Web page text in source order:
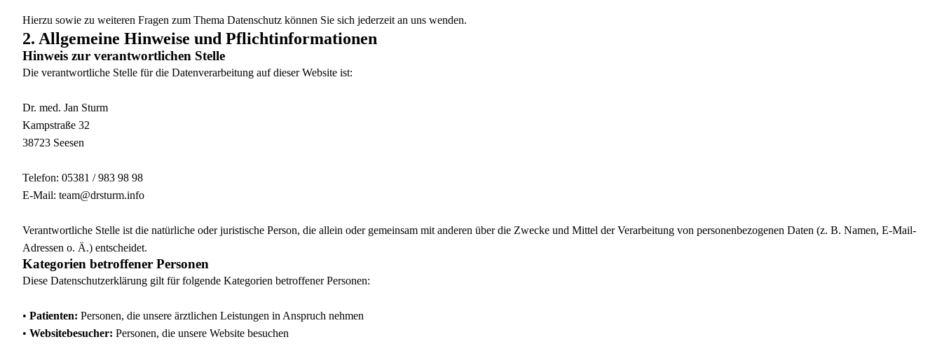
Hierzu sowie zu weiteren Fragen zum Thema Datenschutz können Sie sich jederzeit an uns wenden.
2. Allgemeine Hinweise und Pflichtinformationen
Hinweis zur verantwortlichen Stelle
Die verantwortliche Stelle für die Datenverarbeitung auf dieser Website ist:
Dr. med. Jan Sturm
Kampstraße 32
38723 Seesen
Telefon: 05381 / 983 98 98
E-Mail: team@drsturm.info
Verantwortliche Stelle ist die natürliche oder juristische Person, die allein oder gemeinsam mit anderen über die Zwecke und Mittel der Verarbeitung von personenbezogenen Daten (z. B. Namen, E-Mail-
Adressen o. Ä.) entscheidet.
Kategorien betroffener Personen
Diese Datenschutzerklärung gilt für folgende Kategorien betroffener Personen:
• Patienten: Personen, die unsere ärztlichen Leistungen in Anspruch nehmen
• Websitebesucher: Personen, die unsere Website besuchen